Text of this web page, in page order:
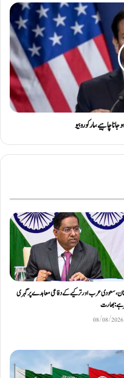
چاہیے، مارکو روبیو
سعودی عرب اور ترکیے کے دفاعی معاہدے پر گہری
ہے: بھارت
08/08/2026